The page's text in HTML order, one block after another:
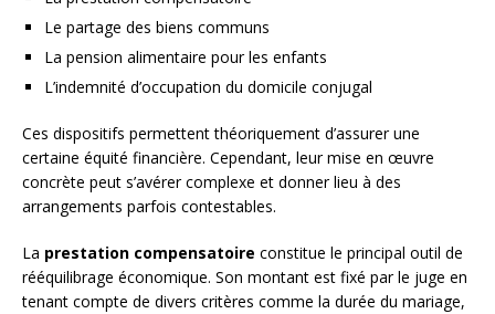
Le partage des biens communs
La pension alimentaire pour les enfants
L’indemnité d’occupation du domicile conjugal
Ces dispositifs permettent théoriquement d’assurer une
certaine équité financière. Cependant, leur mise en œuvre
concrète peut s’avérer complexe et donner lieu à des
arrangements parfois contestables.
La prestation compensatoire constitue le principal outil de
rééquilibrage économique. Son montant est fixé par le juge en
tenant compte de divers critères comme la durée du mariage,